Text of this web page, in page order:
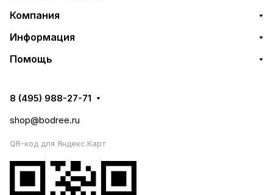
Компания
Информация
Помощь
8 (495) 988-27-71
shop@bodree.ru
QR-код для Яндекс.Карт